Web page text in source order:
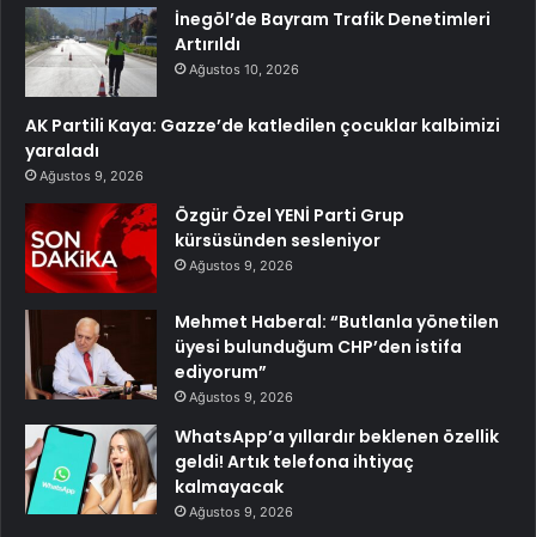
İnegöl’de Bayram Trafik Denetimleri
Artırıldı
Ağustos 10, 2026
AK Partili Kaya: Gazze’de katledilen çocuklar kalbimizi
yaraladı
Ağustos 9, 2026
Özgür Özel YENİ Parti Grup
kürsüsünden sesleniyor
Ağustos 9, 2026
Mehmet Haberal: “Butlanla yönetilen
üyesi bulunduğum CHP’den istifa
ediyorum”
Ağustos 9, 2026
WhatsApp’a yıllardır beklenen özellik
geldi! Artık telefona ihtiyaç
kalmayacak
Ağustos 9, 2026